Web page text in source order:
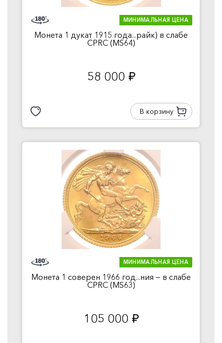
МИНИМАЛЬНАЯ ЦЕНА
Монета 1 дукат 1915 года...райк) в слабе
CPRC (MS64)
58 000 руб.
В корзину
МИНИМАЛЬНАЯ ЦЕНА
Монета 1 соверен 1966 год...ния — в слабе
CPRC (MS63)
105 000 руб.